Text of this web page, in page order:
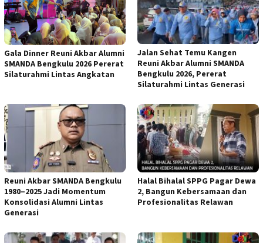
Gala Dinner Reuni Akbar Alumni
SMANDA Bengkulu 2026 Pererat
Silaturahmi Lintas Angkatan
Jalan Sehat Temu Kangen
Reuni Akbar Alumni SMANDA
Bengkulu 2026, Pererat
Silaturahmi Lintas Generasi
Reuni Akbar SMANDA Bengkulu
1980–2025 Jadi Momentum
Konsolidasi Alumni Lintas
Generasi
Halal Bihalal SPPG Pagar Dewa
2, Bangun Kebersamaan dan
Profesionalitas Relawan